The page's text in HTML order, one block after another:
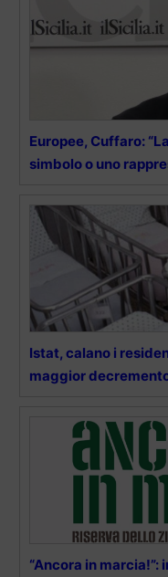
Europee, Cuffaro:
simbolo o uno
Istat, calano i
maggior
“Ancora in marcia!”: